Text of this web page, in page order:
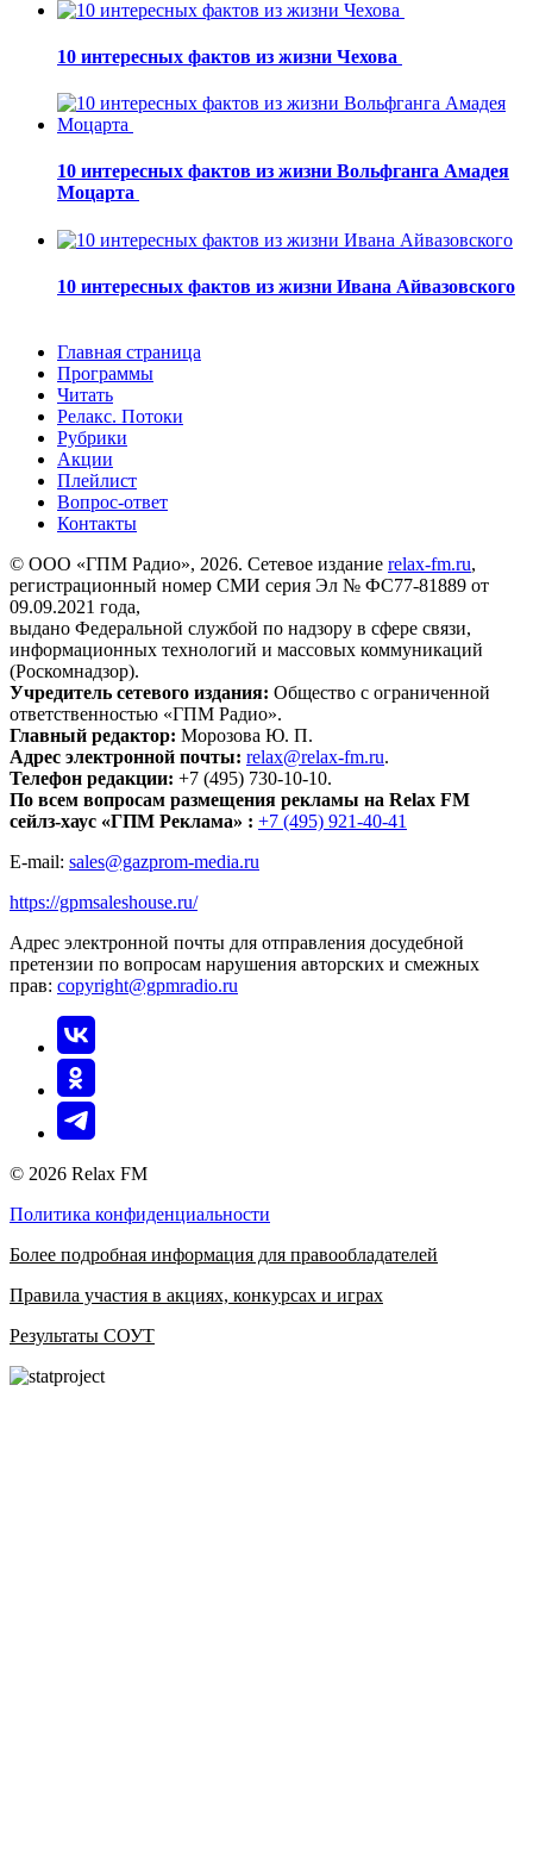
10 интересных фактов из жизни Чехова
10 интересных фактов из жизни Вольфганга Амадея
Моцарта
10 интересных фактов из жизни Ивана Айвазовского
Главная страница
Программы
Читать
Релакс. Потоки
Рубрики
Акции
Плейлист
Вопрос-ответ
Контакты
© ООО «ГПМ Радио», 2026. Сетевое издание relax-fm.ru,
регистрационный номер СМИ серия Эл № ФС77-81889 от
09.09.2021 года,
выдано Федеральной службой по надзору в сфере связи,
информационных технологий и массовых коммуникаций
(Роскомнадзор).
Учредитель сетевого издания: Общество с ограниченной
ответственностью «ГПМ Радио».
Главный редактор: Морозова Ю. П.
Адрес электронной почты: relax@relax-fm.ru.
Телефон редакции: +7 (495) 730-10-10.
По всем вопросам размещения рекламы на Relax FM
сейлз-хаус «ГПМ Реклама» : +7 (495) 921-40-41
E-mail: sales@gazprom-media.ru
https://gpmsaleshouse.ru/
Адрес электронной почты для отправления досудебной
претензии по вопросам нарушения авторских и смежных
прав: copyright@gpmradio.ru
© 2026 Relax FM
Политика конфиденциальности
Более подробная информация для правообладателей
Правила участия в акциях, конкурсах и играх
Результаты СОУТ